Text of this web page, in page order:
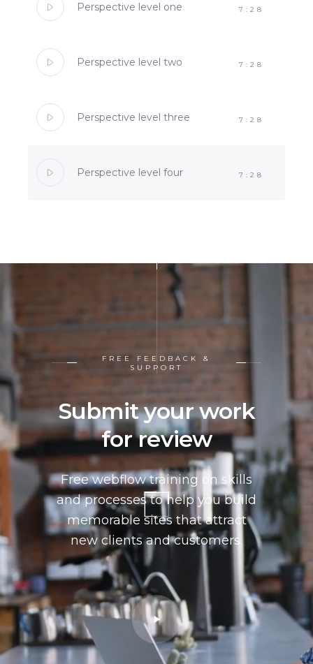
Perspective level one 7:28
Perspective level two 7:28
Perspective level three 7:28
Perspective level four 7:28
FREE FEEDBACK &
SUPPORT
Submit your work
for review
Free webflow training on skills
and processes to help you build
memorable sites that attract
new clients and customers.